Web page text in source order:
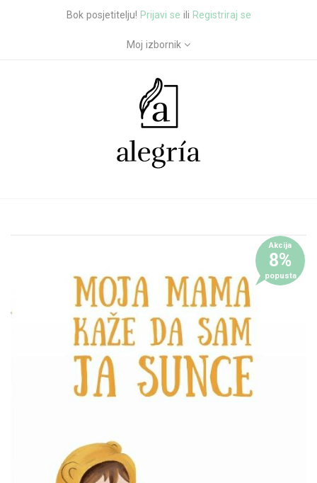
Bok posjetitelju! Prijavi se ili Registriraj se
Moj izbornik
Akcija
8%
popusta